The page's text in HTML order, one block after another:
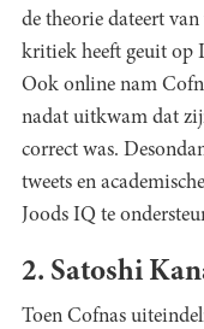
de theorie dateert
kritiek heeft geuit op
Ook online nam
nadat uitkwam dat
correct was.
tweets en
Joods IQ te
2. Satoshi
Toen Cofnas